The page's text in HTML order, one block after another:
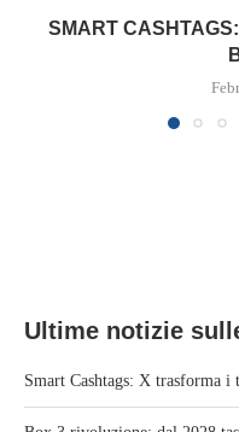
SMART
Ultime notizie
Smart Cashtags: X trasforma i